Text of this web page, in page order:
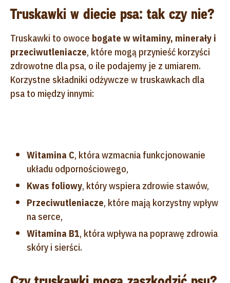
Truskawki w diecie psa: tak czy nie?
Truskawki to owoce bogate w witaminy, minerały i
przeciwutleniacze, które mogą przynieść korzyści
zdrowotne dla psa, o ile podajemy je z umiarem.
Korzystne składniki odżywcze w truskawkach dla
psa to między innymi:
Witamina C, która wzmacnia funkcjonowanie
układu odpornościowego,
Kwas foliowy, który wspiera zdrowie stawów,
Przeciwutleniacze, które mają korzystny wpływ
na serce,
Witamina B1, która wpływa na poprawę zdrowia
skóry i sierści.